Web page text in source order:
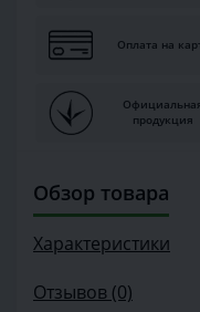
Оплата на
продукция
Обзор товара
Характеристики
Отзывов (0)